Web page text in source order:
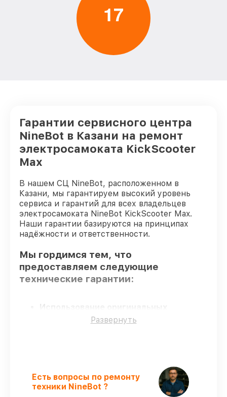
17
Гарантии сервисного центра
NineBot в Казани на ремонт
электросамоката KickScooter
Max
В нашем СЦ NineBot, расположенном в
Казани, мы гарантируем высокий уровень
сервиса и гарантий для всех владельцев
электросамоката NineBot KickScooter Max.
Наши гарантии базируются на принципах
надёжности и ответственности.
Мы гордимся тем, что
предоставляем следующие
технические гарантии:
– гарантируем использование
подтверждает их уровень мастерства.
Соблюдение сроков обслуживания
сервис электросамоката KickScooter Max
Развернуть
Есть вопросы по ремонту
техники NineBot ?